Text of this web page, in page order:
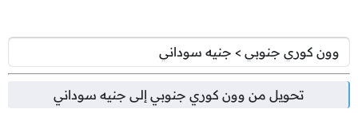
تحويل من وون كوري جنوبي إلى جنيه سوداني